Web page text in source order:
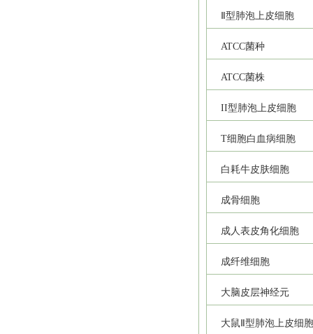
Ⅱ型肺泡上皮细胞
ATCC菌种
ATCC菌株
II型肺泡上皮细胞
T细胞白血病细胞
白耗牛皮肤细胞
成骨细胞
成人表皮角化细胞
成纤维细胞
大脑皮层神经元
大鼠Ⅱ型肺泡上皮细胞